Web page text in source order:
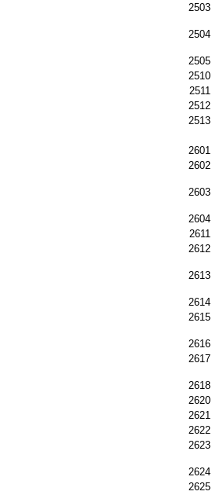
2503
2504
2505
2510
2511
2512
2513
2601
2602
2603
2604
2611
2612
2613
2614
2615
2616
2617
2618
2620
2621
2622
2623
2624
2625